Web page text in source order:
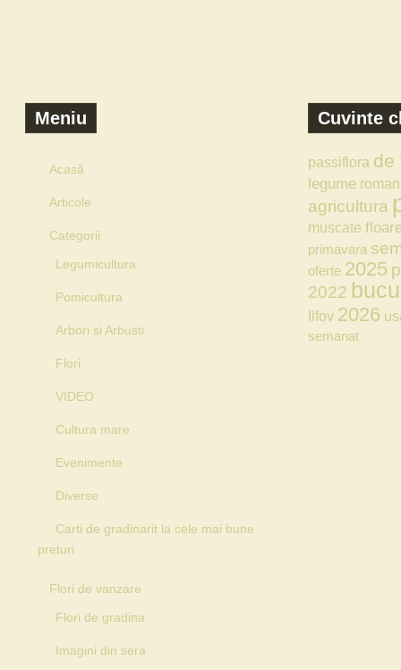
Meniu
Acasă
Articole
Categorii
Legumicultura
Pomicultura
Arbori si Arbusti
Flori
VIDEO
Cultura mare
Evenimente
Diverse
Carti de gradinarit la cele mai bune
preturi
Flori de vanzare
Flori de gradina
Imagini din sera
Cuvinte
passiflora de
legume
agricultura
muscate
primavara
oferte 2025
2022
Ilfov 2026
semanat